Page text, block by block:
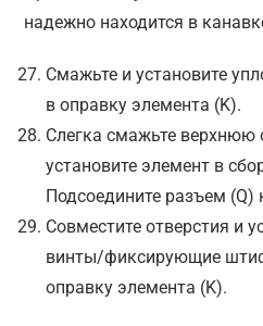
надежно находится в
Смажьте и установите
в оправку элемента (K).
Слегка смажьте верхнюю
установите элемент в
Подсоедините разъем
Совместите отверстия и
винты/фиксирующие
оправку элемента (K).